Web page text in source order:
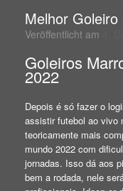
Melhor
Veröffentlicht am
Goleiros
2022
Depois é só fazer o
assistir futebol ao vivo
teoricamente mais
mundo 2022 com
jornadas. Isso dá aos
bem a rodada, nele